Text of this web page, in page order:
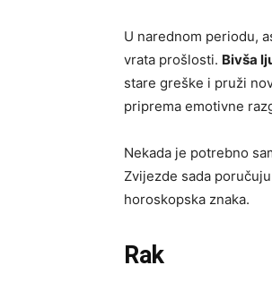
U narednom periodu,
vrata prošlosti. Bivša
stare greške i pruži
priprema emotivne
Nekada je potrebno
Zvijezde sada
horoskopska znaka.
Rak